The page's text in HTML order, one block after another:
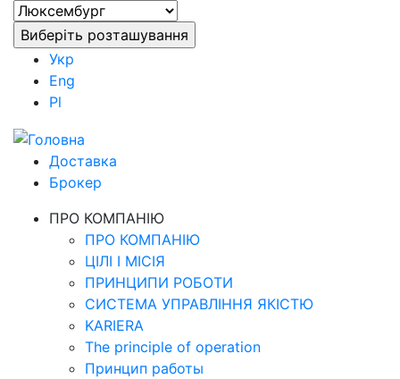
Укр
Eng
Pl
Доставка
Брокер
ПРО КОМПАНІЮ
ПРО КОМПАНІЮ
ЦІЛІ І МІСІЯ
ПРИНЦИПИ РОБОТИ
СИСТЕМА УПРАВЛІННЯ ЯКІСТЮ
KARIERA
The principle of operation
Принцип работы